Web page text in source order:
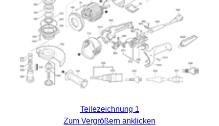
Teilezeichnung 1
Zum Vergrößern anklicken